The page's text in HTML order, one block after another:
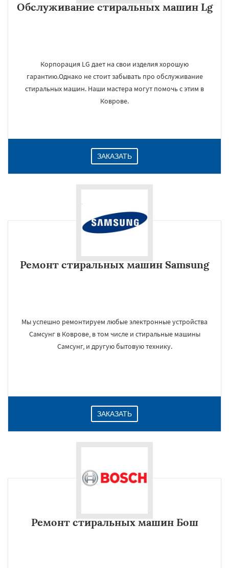
Обслуживание стиральных машин Lg
Корпорация LG дает на свои изделия хорошую
гарантию.Однако не стоит забывать про обслуживание
стиральных машин. Наши мастера могут помочь с этим в
Коврове.
ЗАКАЗАТЬ
Ремонт стиральных машин Samsung
Мы успешно ремонтируем любые электронные устройства
Самсунг в Коврове, в том числе и стиральные машины
Самсунг, и другую бытовую технику.
ЗАКАЗАТЬ
Ремонт стиральных машин Бош